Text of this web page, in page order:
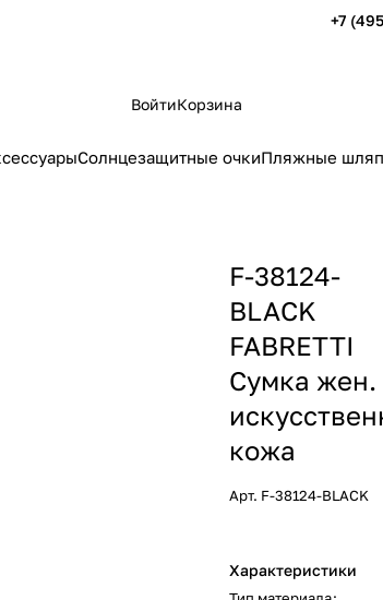
+7
ВойтиКорзина
Солнцезащитные очкиПляжные
F-38124-
BLACK
FABRETTI
Сумка жен.
кожа
Арт. F-38124-BLACK
Характеристики